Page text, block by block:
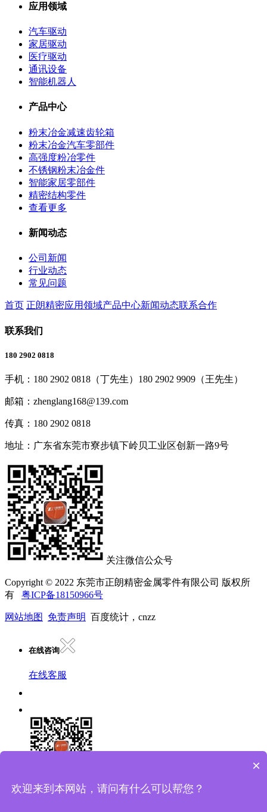
应用领域
汽车驱动
家居驱动
医疗驱动
通讯设备
智能机器人
产品中心
粉末冶金减速齿轮箱
粉末冶金汽车零部件
高强度粉冶零件
不锈钢粉末冶金件
智能家居零部件
精密结构零件
查看更多
新闻动态
公司新闻
行业动态
常见问题
首页 正朗精密应用领域产品中心新闻动态联系合作
联系我们
180 2902 0818
手机： 180 2902 0818（丁先生）180 2902 9909（王先生）
邮箱： zhenglang168@139.com
传真： 180 2902 0818
地址： 广东省东莞市寮步镇下岭贝工业区创新一路9号
关注微信公众号
Copyright © 2022 东莞市正朗精密金属零件有限公司 版权所
有 粤ICP备18150966号
网站地图 免责声明 百度统计，cnzz
在线咨询
在线客服
×
欢迎来到本网站，请问有什么可以帮您？